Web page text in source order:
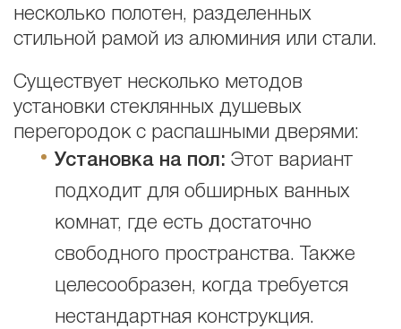
несколько полотен, разделенных
стильной рамой из алюминия или стали.
Существует несколько методов
установки стеклянных душевых
перегородок с распашными дверями:
Установка на пол: Этот вариант
подходит для обширных ванных
комнат, где есть достаточно
свободного пространства. Также
целесообразен, когда требуется
нестандартная конструкция.